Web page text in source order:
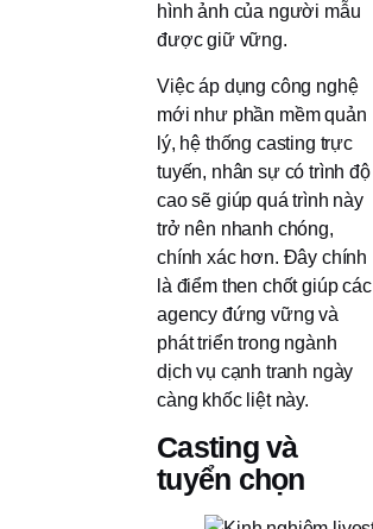
hình ảnh của người mẫu
được giữ vững.
Việc áp dụng công nghệ
mới như phần mềm quản
lý, hệ thống casting trực
tuyến, nhân sự có trình độ
cao sẽ giúp quá trình này
trở nên nhanh chóng,
chính xác hơn. Đây chính
là điểm then chốt giúp các
agency đứng vững và
phát triển trong ngành
dịch vụ cạnh tranh ngày
càng khốc liệt này.
Casting và
tuyển chọn